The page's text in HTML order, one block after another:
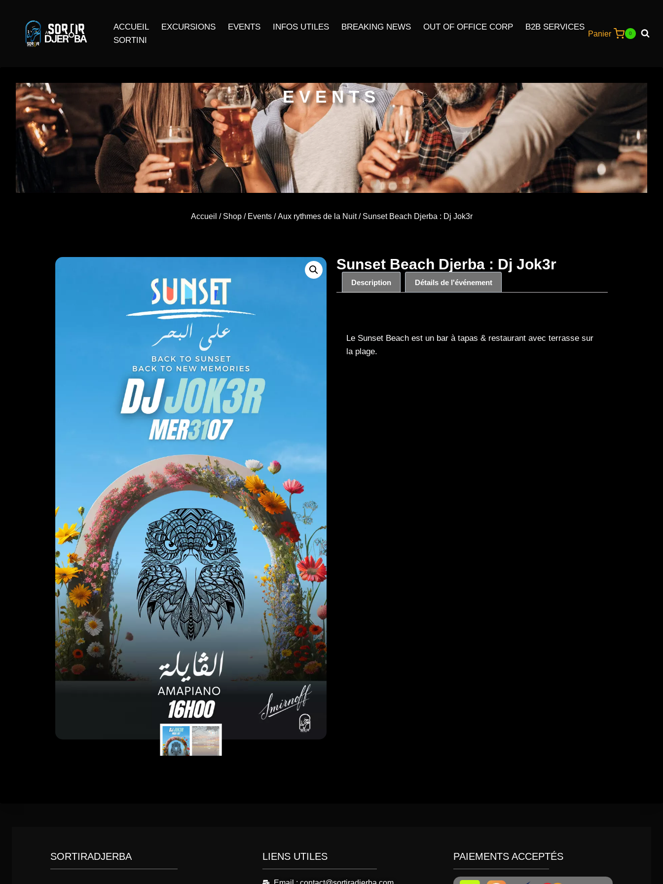
ACCUEIL EXCURSIONS EVENTS INFOS UTILES BREAKING NEWS OUT OF OFFICE CORP
B2B SERVICES
SORTINI
Panier 0
EVENTS
Accueil / Shop/ Events/Aux rythmes de la Nuit/ Sunset Beach Djerba : Dj Jok3r
Sunset Beach Djerba : Dj Jok3r
Description Détails de l'événement
Le Sunset Beach est un bar à tapas & restaurant avec terrasse sur
la plage.
SORTIRADJERBA LIENS UTILES PAIEMENTS ACCEPTÉS